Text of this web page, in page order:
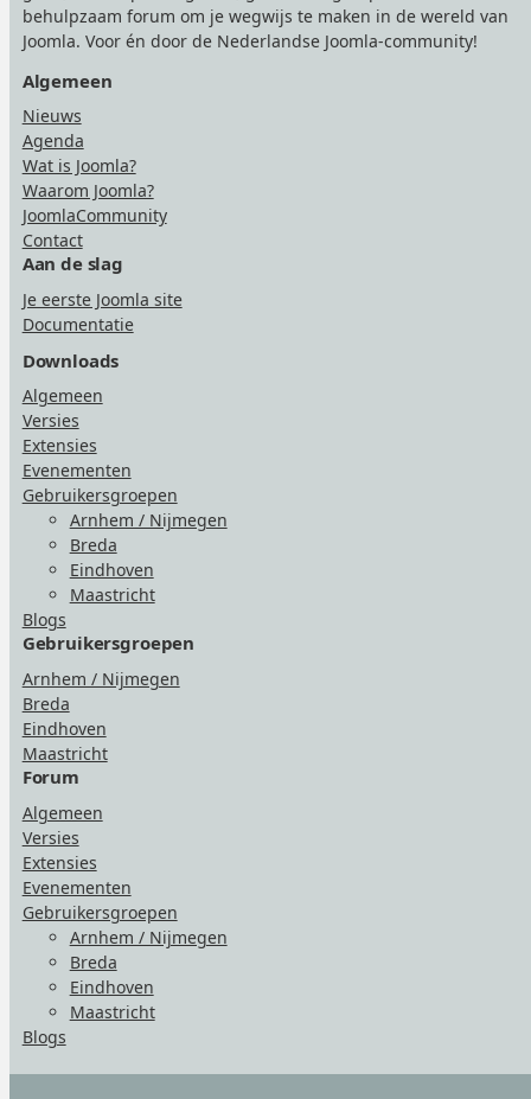
behulpzaam forum om je wegwijs te maken in de wereld van
Joomla. Voor én door de Nederlandse Joomla-community!
Algemeen
Nieuws
Agenda
Wat is Joomla?
Waarom Joomla?
JoomlaCommunity
Contact
Aan de slag
Je eerste Joomla site
Documentatie
Downloads
Algemeen
Versies
Extensies
Evenementen
Gebruikersgroepen
Arnhem / Nijmegen
Breda
Eindhoven
Maastricht
Blogs
Gebruikersgroepen
Arnhem / Nijmegen
Breda
Eindhoven
Maastricht
Forum
Algemeen
Versies
Extensies
Evenementen
Gebruikersgroepen
Arnhem / Nijmegen
Breda
Eindhoven
Maastricht
Blogs